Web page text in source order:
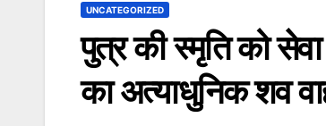
UNCATEGORIZED
पुत्र की स्मृति को
का अत्याधुनिक शव